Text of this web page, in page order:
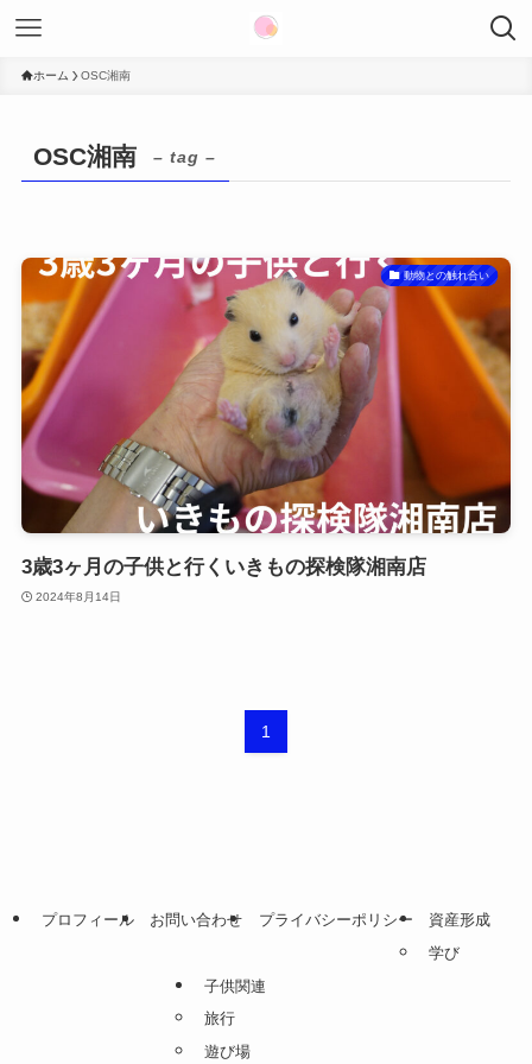
ホーム OSC湘南
OSC湘南 – tag –
動物との触れ合い
3歳3ヶ月の子供と行くいきもの探検隊湘南店
2024年8月14日
1
プロフィール お問い合わせ プライバシーポリシー
資産形成
学び
子供関連
旅行
遊び場